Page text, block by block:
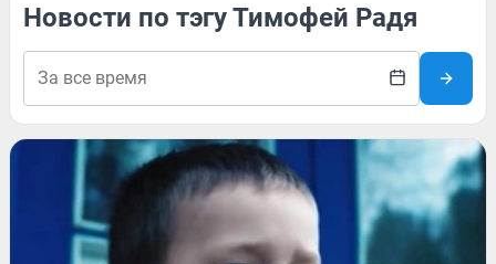
Новости по тэгу Тимофей Радя